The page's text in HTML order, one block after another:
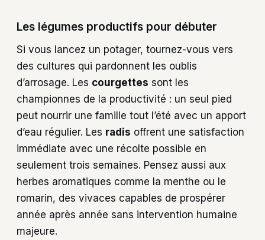
Les légumes productifs pour débuter
Si vous lancez un potager, tournez-vous vers
des cultures qui pardonnent les oublis
d’arrosage. Les courgettes sont les
championnes de la productivité : un seul pied
peut nourrir une famille tout l’été avec un apport
d’eau régulier. Les radis offrent une satisfaction
immédiate avec une récolte possible en
seulement trois semaines. Pensez aussi aux
herbes aromatiques comme la menthe ou le
romarin, des vivaces capables de prospérer
année après année sans intervention humaine
majeure.